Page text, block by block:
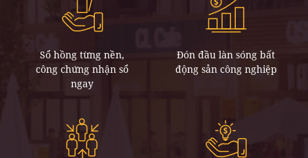
Sổ hồng từng nền,
công chứng nhận sổ
ngay
Đón đầu làn sóng bất
động sản công nghiệp